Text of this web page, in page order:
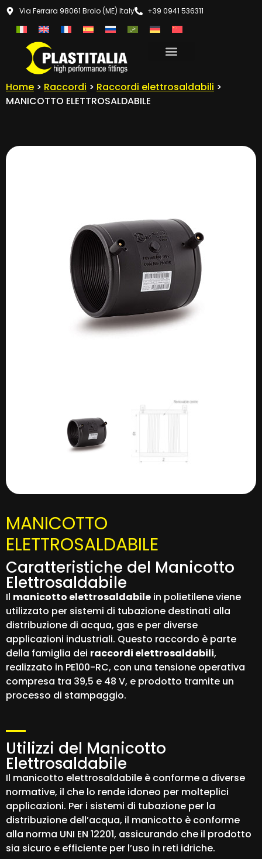
Via Ferrara 98061 Brolo (ME) Italy +39 0941 536311
Home > Raccordi > Raccordi elettrosaldabili >
MANICOTTO ELETTROSALDABILE
MANICOTTO
ELETTROSALDABILE
Caratteristiche del Manicotto
Elettrosaldabile
Il manicotto elettrosaldabile in polietilene viene
utilizzato per sistemi di tubazione destinati alla
distribuzione di acqua, gas e per diverse
applicazioni industriali. Questo raccordo è parte
della famiglia dei raccordi elettrosaldabili,
realizzato in PE100-RC, con una tensione operativa
compresa tra 39,5 e 48 V, e prodotto tramite un
processo di stampaggio.
Utilizzi del Manicotto
Elettrosaldabile
Il manicotto elettrosaldabile è conforme a diverse
normative, il che lo rende idoneo per molteplici
applicazioni. Per i sistemi di tubazione per la
distribuzione dell’acqua, il manicotto è conforme
alla norma UNI EN 12201, assicurando che il prodotto
sia sicuro e efficiente per l’uso in reti idriche.